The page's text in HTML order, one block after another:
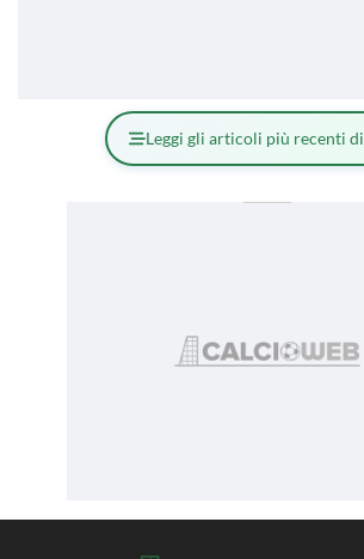
Leggi gli articoli più recenti di